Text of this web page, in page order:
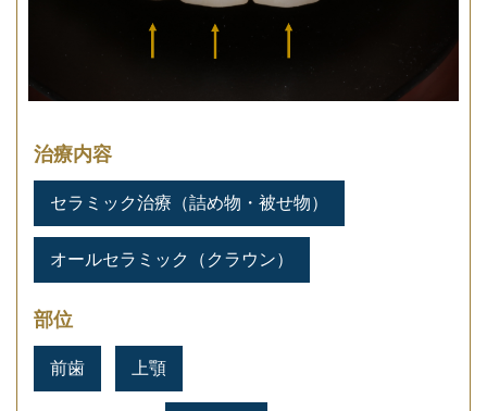
治療内容
セラミック治療（詰め物・被せ物）
オールセラミック（クラウン）
部位
前歯 上顎